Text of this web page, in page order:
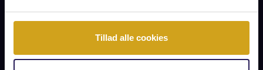
Tillad alle cookies
Tekst: Adam Schnack